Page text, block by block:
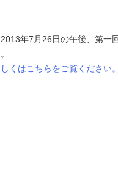
年7月26日の午後、第一
くはこちらをご覧ください。